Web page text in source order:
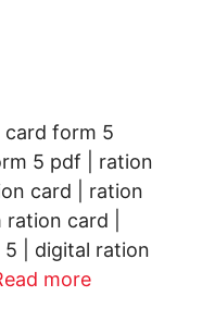
card form 5
5 pdf | ration
card | ration
card |
| digital ration
more